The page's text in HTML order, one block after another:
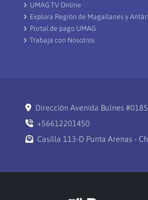
UMAG TV Online
Explora Región de Magallanes y
Portal de pago UMAG
Trabaja con Nosotros
Dirección Avenida Bulnes
+56612201450
Casilla 113-D Punta Arenas -